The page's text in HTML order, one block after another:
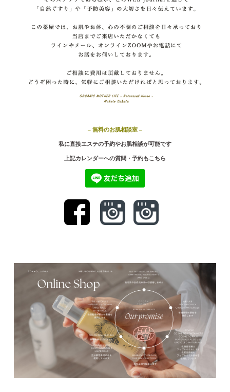
– 無料のお肌相談室 –
私に直接エステの予約やお肌相談が可能です
上記カ レンダーへの質問・予約もこちら